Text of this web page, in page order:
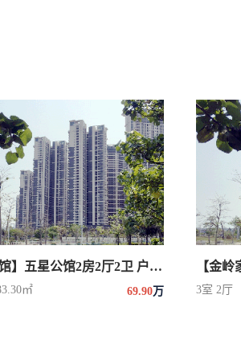
【五星公馆】五星公馆2房2厅2卫 户型朝南 学校
㎡ 69.90万 3室 2厅